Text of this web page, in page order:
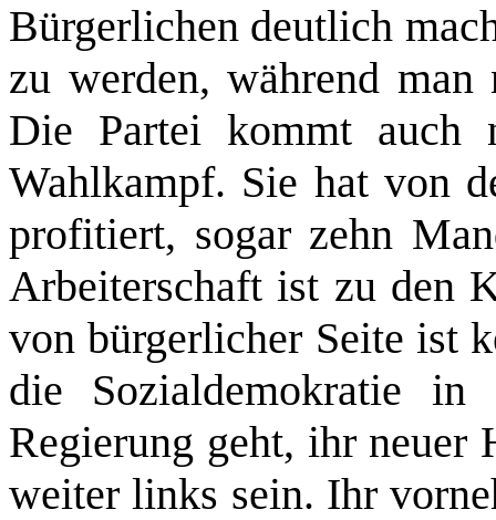
Bürgerlichen deutlich
zu werden, während
Die Partei kommt auch
Wahlkampf. Sie hat von
profitiert, sogar zehn
Arbeiterschaft ist zu den
von bürgerlicher Seite ist
die Sozialdemokratie
Regierung geht, ihr neuer
weiter links sein. Ihr